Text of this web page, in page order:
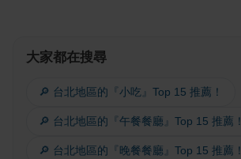
大家都在搜尋
🔎 台北地區的『小吃』Top 15 推薦！
🔎 台北地區的『午餐餐廳』Top 15 推薦！
🔎 台北地區的『晚餐餐廳』Top 15 推薦！